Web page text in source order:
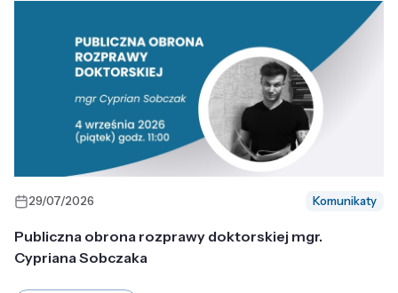
29/07/2026 Komunikaty
Publiczna obrona rozprawy doktorskiej mgr.
Cypriana Sobczaka